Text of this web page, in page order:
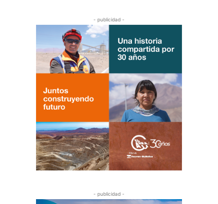
- publicidad -
- publicidad -